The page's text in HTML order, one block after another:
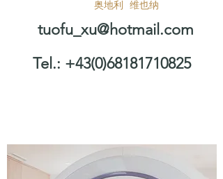
奥地利 维也纳
tuofu_xu@hotmail.com
Tel.: +43(0)68181710825